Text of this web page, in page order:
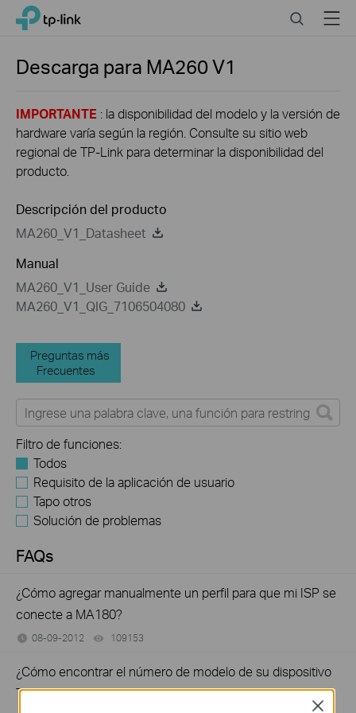
Click
navigation
TP-Link, Reliably Smart SearchMenu
Descarga para MA260V1
IMPORTANTE : la disponibilidad del modelo y la versión de
hardware varía según la región. Consulte su sitio web
regional de TP-Link para determinar la disponibilidad del
producto.
Descripción del producto
MA260_V1_Datasheet
Manual
MA260_V1_User Guide
MA260_V1_QIG_7106504080
Preguntas más
Frecuentes
Filtro de funciones:
Todos
Requisito de la aplicación de usuario
Tapo otros
Solución de problemas
FAQs
¿Cómo agregar manualmente un perfil para que mi ISP se
conecte a MA180?
08-09-2012 109153
¿Cómo encontrar el número de modelo de su dispositivo
TP-Link?
Close